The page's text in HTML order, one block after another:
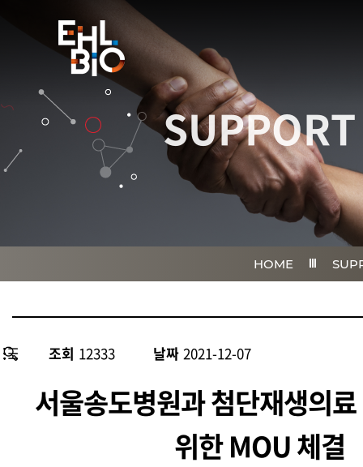
SUPPORT
HOME
조회 12333 날짜 2021-12-07
서울송도병원과 첨단재생의
위한 MOU 체결